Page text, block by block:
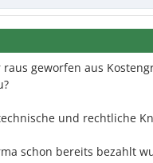
geworfen aus
und rechtliche
schon bereits bezahlt